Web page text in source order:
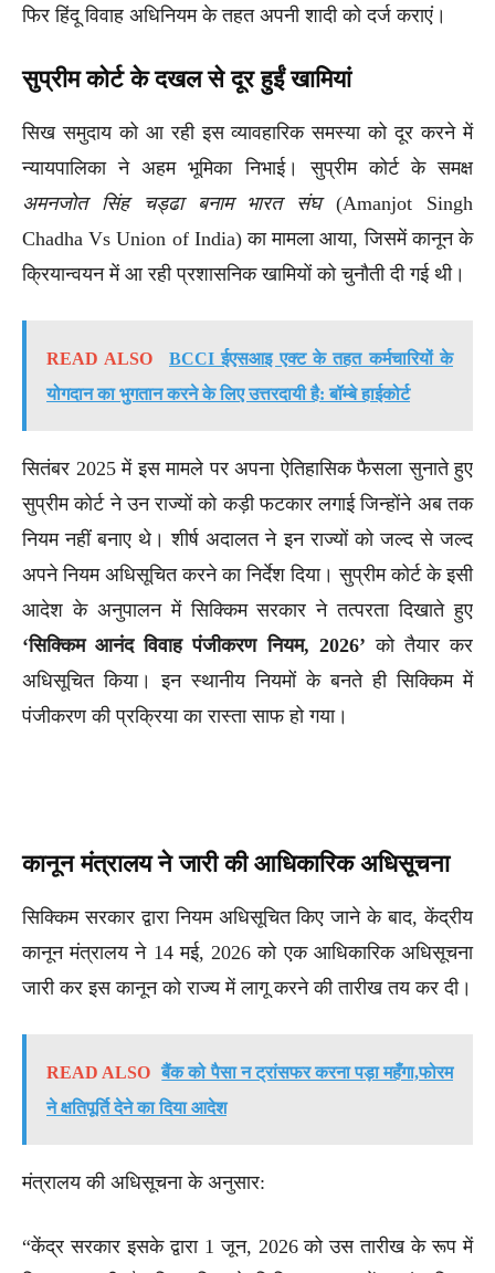
फिर हिंदू विवाह अधिनियम के तहत अपनी शादी को दर्ज कराएं।
सुप्रीम कोर्ट के दखल से दूर हुईं खामियां
सिख समुदाय को आ रही इस व्यावहारिक समस्या को दूर करने में
न्यायपालिका ने अहम भूमिका निभाई। सुप्रीम कोर्ट के समक्ष
अमनजोत सिंह चड्ढा बनाम भारत संघ(Amanjot Singh
Chadha Vs Union of India) का मामला आया, जिसमें कानून के
क्रियान्वयन में आ रही प्रशासनिक खामियों को चुनौती दी गई थी।
READ ALSO
BCCI ईएसआइ एक्ट के तहत कर्मचारियों के
योगदान का भुगतान करने के लिए उत्तरदायी है: बॉम्बे हाईकोर्ट
सितंबर 2025 में इस मामले पर अपना ऐतिहासिक फैसला सुनाते हुए
सुप्रीम कोर्ट ने उन राज्यों को कड़ी फटकार लगाई जिन्होंने अब तक
नियम नहीं बनाए थे। शीर्ष अदालत ने इन राज्यों को जल्द से जल्द
अपने नियम अधिसूचित करने का निर्देश दिया। सुप्रीम कोर्ट के इसी
आदेश के अनुपालन में सिक्किम सरकार ने तत्परता दिखाते हुए
‘सिक्किम आनंद विवाह पंजीकरण नियम, 2026’ को तैयार कर
अधिसूचित किया। इन स्थानीय नियमों के बनते ही सिक्किम में
पंजीकरण की प्रक्रिया का रास्ता साफ हो गया।
कानून मंत्रालय ने जारी की आधिकारिक अधिसूचना
सिक्किम सरकार द्वारा नियम अधिसूचित किए जाने के बाद, केंद्रीय
कानून मंत्रालय ने 14 मई, 2026 को एक आधिकारिक अधिसूचना
जारी कर इस कानून को राज्य में लागू करने की तारीख तय कर दी।
READ ALSO
बैंक को पैसा न ट्रांसफर करना पड़ा महँगा,फोरम
ने क्षतिपूर्ति देने का दिया आदेश
मंत्रालय की अधिसूचना के अनुसार:
“केंद्र सरकार इसके द्वारा 1 जून, 2026 को उस तारीख के रूप में